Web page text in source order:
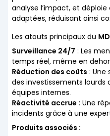
analyse l’impact, et
adaptées, réduisant ainsi
Les atouts principaux du
Surveillance 24/7 : Les
temps réel, même en
Réduction des coûts : Une
des investissements lourds
équipes internes.
Réactivité accrue : Une
incidents grâce à une
Produits associés :